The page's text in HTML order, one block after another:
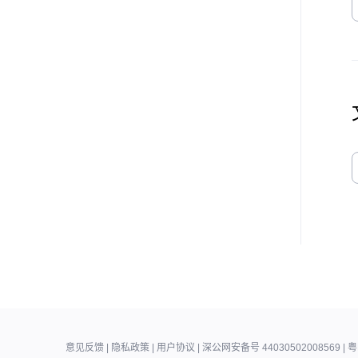
会议室（Rooms）
意见反馈 隐私政策 用户协议 深公网安备号 44030502008569